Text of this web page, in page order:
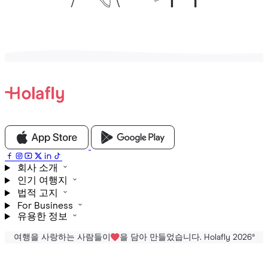
회사 소개
인기 여행지
법적 고지
For Business
유용한 정보
여행을 사랑하는 사람들이 을 담아 만들었습니다. Holafly 2026®